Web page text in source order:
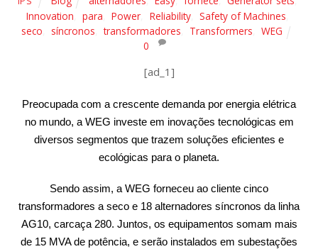
Innovation
para Power Reliability, Safety of Machines
seco
síncronos transformadores Transformers
WEG
0
[ad_1]
Preocupada com a crescente demanda por energia elétrica
no mundo, a WEG investe em inovações tecnológicas em
diversos segmentos que trazem soluções eficientes e
ecológicas para o planeta.
Sendo assim, a WEG forneceu ao cliente cinco
transformadores a seco e 18 alternadores síncronos da linha
AG10, carcaça 280. Juntos, os equipamentos somam mais
de 15 MVA de potência, e serão instalados em subestações